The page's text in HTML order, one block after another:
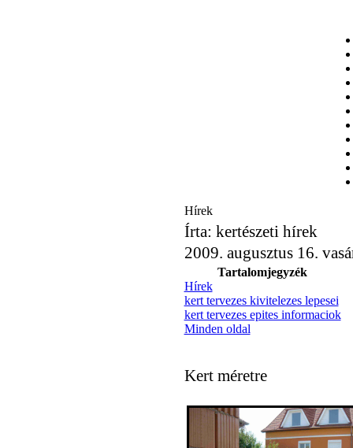
Hírek
Írta: kertészeti hírek
2009. augusztus 16.
Tartalomjegyzék
Hírek
kert tervezes kivitelezes lepesei
kert tervezes epites informaciok
Minden oldal
Kert méretre